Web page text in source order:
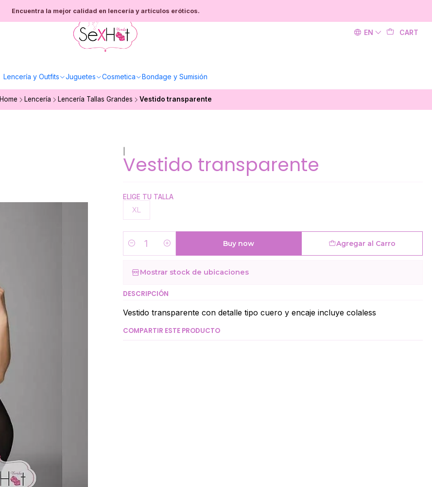
EN CART
Lencería y Outfits Juguetes Cosmetica Bondage y Sumisión
Encuentra la mejor calidad en lencería y artículos eróticos.
Home Lencería Lencería Tallas Grandes Vestido transparente
Vestido transparente
ELIGE TU TALLA
XL
Cantidad
Agregar al Carro
Buy now
Mostrar stock de ubicaciones
DESCRIPCIÓN
Vestido transparente con detalle tipo cuero y encaje incluye colaless
COMPARTIR ESTE PRODUCTO